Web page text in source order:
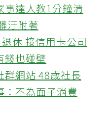
達人教1分鐘清
汙附著
休 接信用卡公司
錢也碰壁
群網站 48歲社長
：不為面子消費